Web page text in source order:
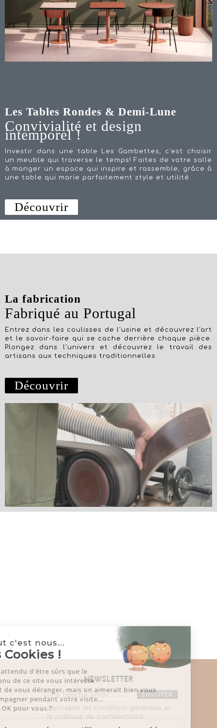
Les Tables Rondes & Demi-Lune
Convivialité et design
intemporel !
Investir dans une table Les Gambettes, c'est choisir
un meuble qui traverse le temps! Faites de votre salle
à manger un espace qui inspire et rassemble, grâce à
une table qui marie parfaitement style et utilité.
Découvrir
La fabrication
Fabriqué au Portugal
Entrez dans les coulisses de l'usine et découvrez l'art
et le savoir-faire qui se cache derrière chaque pièce.
Plongez dans l'univers et découvrez le travail des
artisans aux techniques traditionnelles.
Découvrir
NEWSLETTER
J'accepte les conditions générales et
la politique de confidentialité
Salut c'est nous...
les Cookies !
On a attendu d'être sûrs que le
contenu de ce site vous intéresse
avant de vous déranger, mais on aimerait bien vous
accompagner pendant votre visite...
C'est OK pour vous ?